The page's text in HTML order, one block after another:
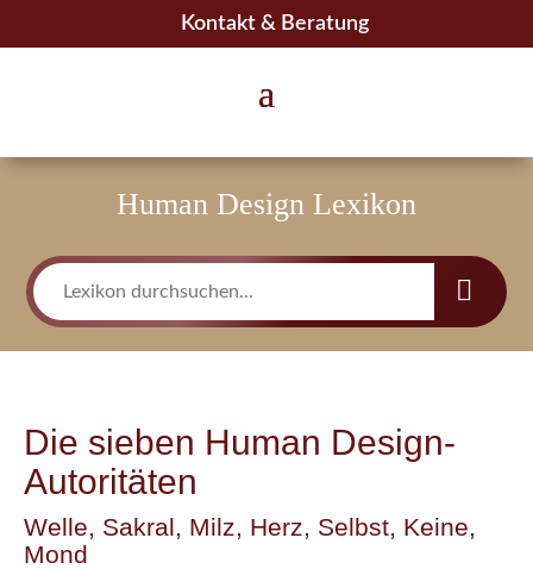
Kontakt & Beratung
Human Design Lexikon
Die sieben Human Design-
Autoritäten
Welle, Sakral, Milz, Herz, Selbst, Keine,
Mond